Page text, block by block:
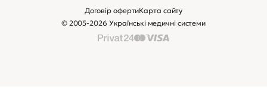
© 2005-2026 Українські медичні системи
Договір офертиКарта сайту